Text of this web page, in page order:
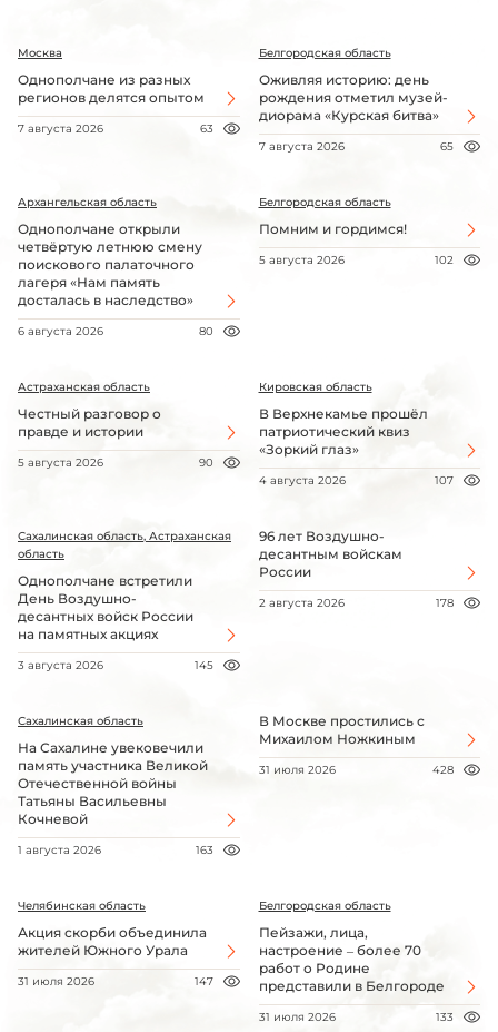
Москва
Однополчане из разных
регионов делятся опытом
7 августа 2026 63
Белгородская область
Оживляя историю: день
рождения отметил музей-
диорама «Курская битва»
7 августа 2026 65
Архангельская область
Однополчане открыли
четвёртую летнюю смену
поискового палаточного
лагеря «Нам память
досталась в наследство»
6 августа 2026 80
Белгородская область
Помним и гордимся!
5 августа 2026 102
Астраханская область
Честный разговор о
правде и истории
5 августа 2026 90
Кировская область
В Верхнекамье прошёл
патриотический квиз
«Зоркий глаз»
4 августа 2026 107
Сахалинская область, Астраханская
область
Однополчане встретили
День Воздушно-
десантных войск России
на памятных акциях
3 августа 2026 145
96 лет Воздушно-
десантным войскам
России
2 августа 2026 178
Сахалинская область
На Сахалине увековечили
память участника Великой
Отечественной войны
Татьяны Васильевны
Кочневой
1 августа 2026 163
В Москве простились с
Михаилом Ножкиным
31 июля 2026 428
Челябинская область
Акция скорби объединила
жителей Южного Урала
31 июля 2026 147
Белгородская область
Пейзажи, лица,
настроение – более 70
работ о Родине
представили в Белгороде
31 июля 2026 133